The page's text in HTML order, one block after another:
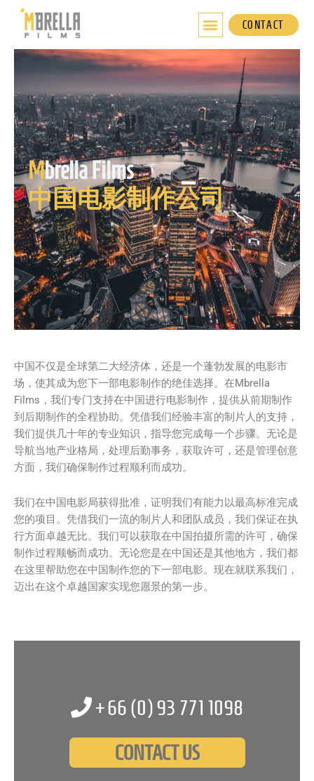
CONTACT
Mbrella Films
中国电影制作公司
中国不仅是全球第二大经济体，还是一个蓬勃发展的电影市
场，使其成为您下一部电影制作的绝佳选择。在Mbrella
Films，我们专门支持在中国进行电影制作，提供从前期制作
到后期制作的全程协助。凭借我们经验丰富的制片人的支持，
我们提供几十年的专业知识，指导您完成每一个步骤。无论是
导航当地产业格局，处理后勤事务，获取许可，还是管理创意
方面，我们确保制作过程顺利而成功。
我们在中国电影局获得批准，证明我们有能力以最高标准完成
您的项目。凭借我们一流的制片人和团队成员，我们保证在执
行方面卓越无比。我们可以获取在中国拍摄所需的许可，确保
制作过程顺畅而成功。无论您是在中国还是其他地方，我们都
在这里帮助您在中国制作您的下一部电影。现在就联系我们，
迈出在这个卓越国家实现您愿景的第一步。
+66 (0)93 771 1098
CONTACT US